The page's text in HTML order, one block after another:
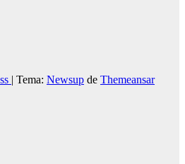
| Tema: Newsup de Themeansar